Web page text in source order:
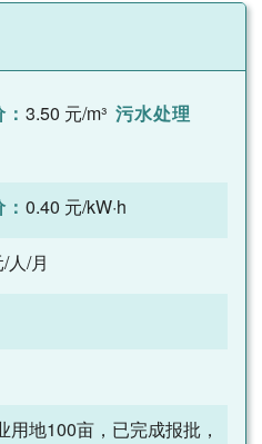
3.50 元/m³ 污水处理
0.40 元/kW·h
人/月
用地100亩，已完成报批，